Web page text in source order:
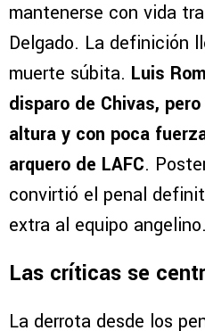
El Guadalajara inició
del fallo de Kevin
mantenerse con vida
Delgado. La definición
muerte súbita.Luis
disparo de Chivas,
altura y con poca
arquero de LAFC
.
convirtió el penal